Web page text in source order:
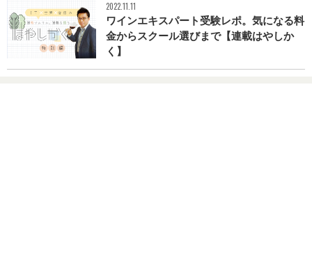
2022.11.11
ワインエキスパート受験レポ。気になる料
金からスクール選びまで【連載はやしか
く】